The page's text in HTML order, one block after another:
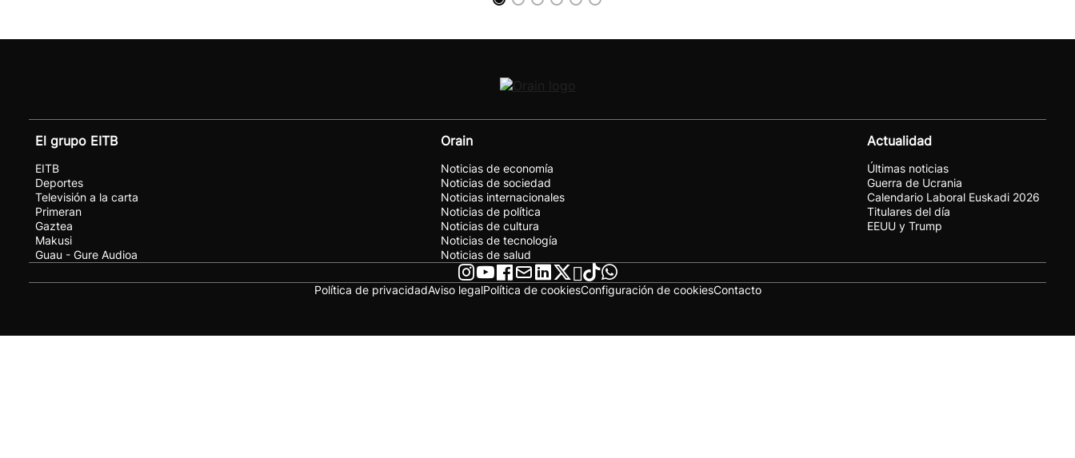
El grupo EITB
EITB
Deportes
Televisión a la carta
Primeran
Gaztea
Makusi
Guau - Gure Audioa
Orain
Noticias de economía
Noticias de sociedad
Noticias internacionales
Noticias de política
Noticias de cultura
Noticias de tecnología
Noticias de salud
Actualidad
Últimas noticias
Guerra de Ucrania
Calendario Laboral Euskadi 2026
Titulares del día
EEUU y Trump
Política de privacidadAviso legalPolítica de cookiesConfiguración de cookiesContacto